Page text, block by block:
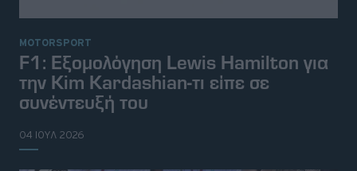
MOTORSPORT
F1: Εξομολόγηση Lewis Hamilton για
την Kim Kardashian-τι είπε σε
συνέντευξή του
04 ΙΟΥΛ 2026